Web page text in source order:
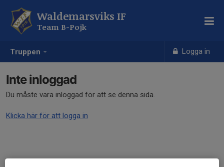
Truppen Logga in
Waldemarsviks IF
Team B-Pojk
Inte inloggad
Du måste vara inloggad för att se denna sida.
Klicka här för att logga in